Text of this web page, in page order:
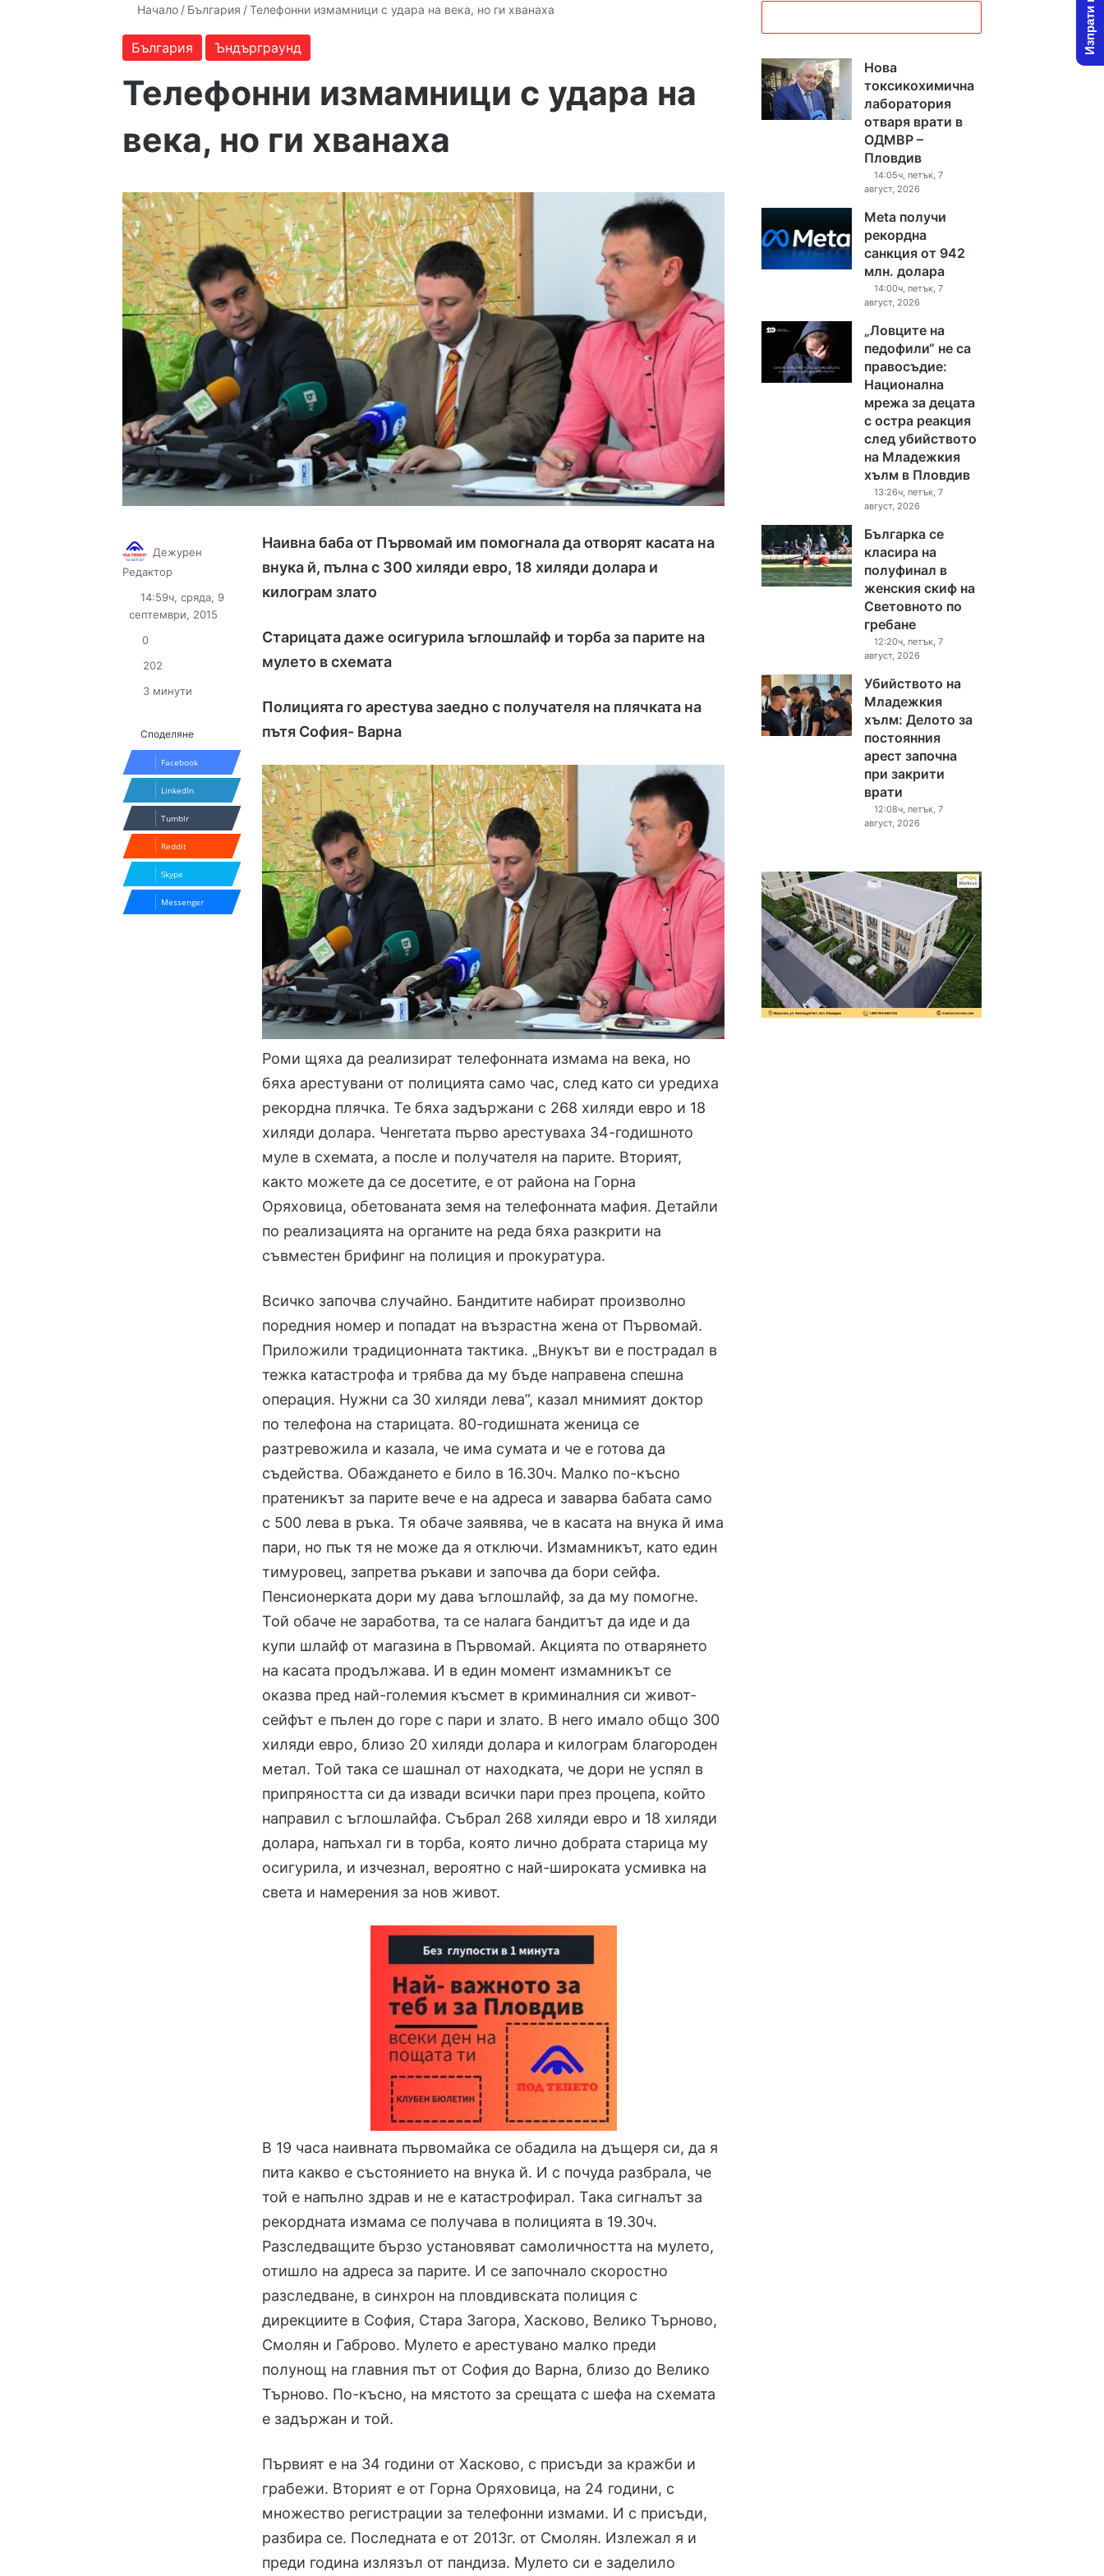
Начало / България / Телефонни измамници с удара на века, но ги хванаха
България Ъндърграунд
Телефонни измамници с удара на
века, но ги хванаха
Наивна баба от Първомай им помогнала да отворят касата на
внука й, пълна с 300 хиляди евро, 18 хиляди долара и
килограм злато
Старицата даже осигурила ъглошлайф и торба за парите на
мулето в схемата
Полицията го арестува заедно с получателя на плячката на
пътя София- Варна
Роми щяха да реализират телефонната измама на века, но
бяха арестувани от полицията само час, след като си уредиха
рекордна плячка. Те бяха задържани с 268 хиляди евро и 18
хиляди долара. Ченгетата първо арестуваха 34-годишното
муле в схемата, а после и получателя на парите. Вторият,
както можете да се досетите, е от района на Горна
Оряховица, обетованата земя на телефонната мафия. Детайли
по реализацията на органите на реда бяха разкрити на
съвместен брифинг на полиция и прокуратура.
Всичко започва случайно. Бандитите набират произволно
поредния номер и попадат на възрастна жена от Първомай.
Приложили традиционната тактика. „Внукът ви е пострадал в
тежка катастрофа и трябва да му бъде направена спешна
операция. Нужни са 30 хиляди лева”, казал мнимият доктор
по телефона на старицата. 80-годишната женица се
разтревожила и казала, че има сумата и че е готова да
съдейства. Обаждането е било в 16.30ч. Малко по-късно
пратеникът за парите вече е на адреса и заварва бабата само
с 500 лева в ръка. Тя обаче заявява, че в касата на внука й има
пари, но пък тя не може да я отключи. Измамникът, като един
тимуровец, запретва ръкави и започва да бори сейфа.
Пенсионерката дори му дава ъглошлайф, за да му помогне.
Той обаче не заработва, та се налага бандитът да иде и да
купи шлайф от магазина в Първомай. Акцията по отварянето
на касата продължава. И в един момент измамникът се
оказва пред най-големия късмет в криминалния си живот-
сейфът е пълен до горе с пари и злато. В него имало общо 300
хиляди евро, близо 20 хиляди долара и килограм благороден
метал. Той така се шашнал от находката, че дори не успял в
припряността си да извади всички пари през процепа, който
направил с ъглошлайфа. Събрал 268 хиляди евро и 18 хиляди
долара, напъхал ги в торба, която лично добрата старица му
осигурила, и изчезнал, вероятно с най-широката усмивка на
света и намерения за нов живот.
В 19 часа наивната първомайка се обадила на дъщеря си, да я
пита какво е състоянието на внука й. И с почуда разбрала, че
той е напълно здрав и не е катастрофирал. Така сигналът за
рекордната измама се получава в полицията в 19.30ч.
Разследващите бързо установяват самоличността на мулето,
отишло на адреса за парите. И се започнало скоростно
разследване, в синхрон на пловдивската полиция с
дирекциите в София, Стара Загора, Хасково, Велико Търново,
Смолян и Габрово. Мулето е арестувано малко преди
полунощ на главния път от София до Варна, близо до Велико
Търново. По-късно, на мястото за срещата с шефа на схемата
е задържан и той.
Първият е на 34 години от Хасково, с присъди за кражби и
грабежи. Вторият е от Горна Оряховица, на 24 години, с
множество регистрации за телефонни измами. И с присъди,
разбира се. Последната е от 2013г. от Смолян. Излежал я и
преди година излязъл от пандиза. Мулето си е заделило
Дежурен
Редактор
X email
14:59ч, сряда, 9
септември, 2015
0
202
3 минути
Споделяне
Facebook
LinkedIn
Tumblr
Reddit
Skype
Messenger
Нова
токсикохимична
лаборатория
отваря врати в
ОДМВР –
Пловдив
14:05ч, петък, 7
август, 2026
Meta получи
рекордна
санкция от 942
млн. долара
14:00ч, петък, 7
август, 2026
„Ловците на
педофили“ не са
правосъдие:
Национална
мрежа за децата
с остра реакция
след убийството
на Младежкия
хълм в Пловдив
13:26ч, петък, 7
август, 2026
Българка се
класира на
полуфинал в
женския скиф на
Световното по
гребане
12:20ч, петък, 7
август, 2026
Убийството на
Младежкия
хълм: Делото за
постоянния
арест започна
при закрити
врати
12:08ч, петък, 7
август, 2026